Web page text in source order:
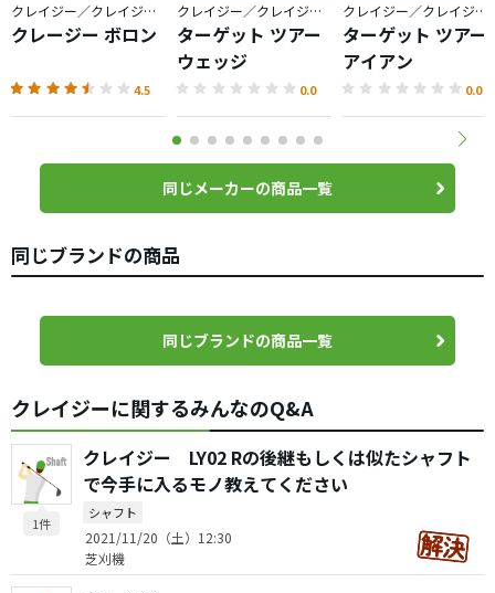
クレイジー／クレイジースポーツ
クレージー ボロン
4.5
クレイジー／クレイジースポーツ
ターゲット ツアー
ウェッジ
0.0
クレイジー／クレイジースポーツ
ターゲット ツアー
アイアン
0.0
同じメーカーの商品一覧
同じブランドの商品
同じブランドの商品一覧
クレイジーに関するみんなのQ&A
1件
クレイジー LY02 Rの後継もしくは似たシャフト
で今手に入るモノ教えてください
シャフト
2021/11/20（土）12:30
芝刈機